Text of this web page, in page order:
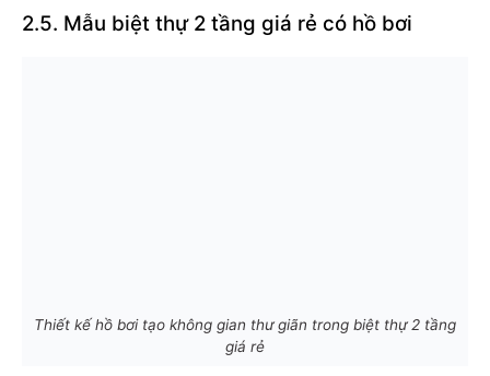
2.5. Mẫu biệt thự 2 tầng giá rẻ có hồ bơi
Thiết kế hồ bơi tạo không gian thư giãn trong biệt thự 2 tầng
giá rẻ